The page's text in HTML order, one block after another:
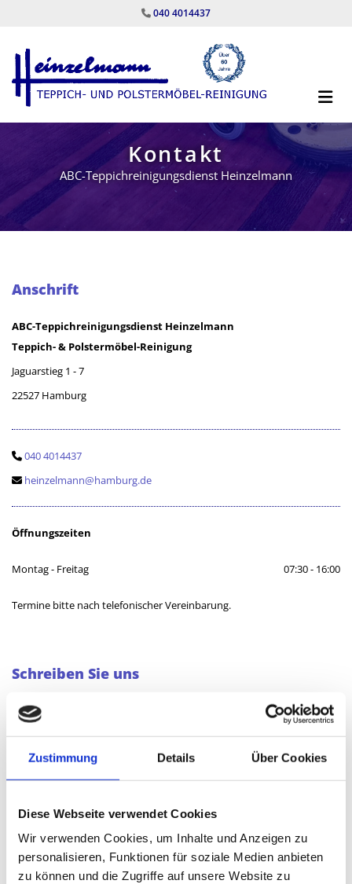
Zustimmung Details Über Cookies
Diese Webseite verwendet Cookies
Wir verwenden Cookies, um Inhalte und Anzeigen zu
personalisieren, Funktionen für soziale Medien anbieten
zu können und die Zugriffe auf unsere Website zu
 040 4014437
Kontakt
ABC-Teppichreinigungsdienst Heinzelmann
Anschrift
ABC-Teppichreinigungsdienst Heinzelmann
Teppich- & Polstermöbel-Reinigung
Jaguarstieg 1 - 7
22527 Hamburg
 040 4014437
 heinzelmann@hamburg.de
Öffnungszeiten
Montag - Freitag 07:30 - 16:00
Termine bitte nach telefonischer Vereinbarung.
Schreiben Sie uns